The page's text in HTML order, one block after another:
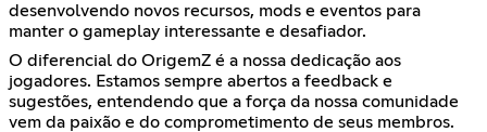
desenvolvendo novos recursos, mods e eventos para
manter o gameplay interessante e desafiador.
O diferencial do OrigemZ é a nossa dedicação aos
jogadores. Estamos sempre abertos a feedback e
sugestões, entendendo que a força da nossa comunidade
vem da paixão e do comprometimento de seus membros.